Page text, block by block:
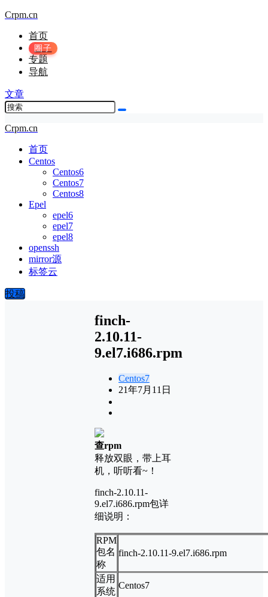
Crpm.cn
首页
圈子
专题
导航
文章
Crpm.cn
首页
Centos
Centos6
Centos7
Centos8
Epel
epel6
epel7
epel8
openssh
mirror源
标签云
投稿
finch-
2.10.11-
9.el7.i686.rpm
Centos7
21年7月11日
查rpm
释放双眼，带上耳
机，听听看~！
finch-2.10.11-
9.el7.i686.rpm包详
细说明：
RPM
包名
称
finch-2.10.11-9.el7.i686.rpm
适用
系统
Centos7